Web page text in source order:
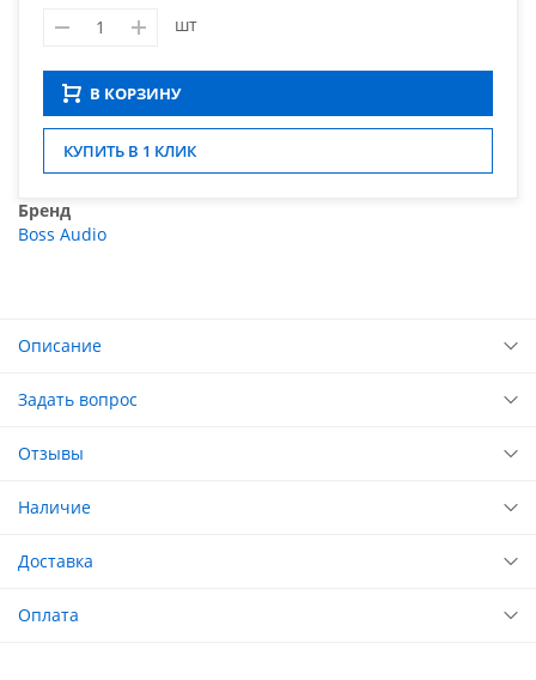
шт
В КОРЗИНУ
КУПИТЬ В 1 КЛИК
Бренд
Boss Audio
Описание
Задать вопрос
Отзывы
Наличие
Доставка
Оплата